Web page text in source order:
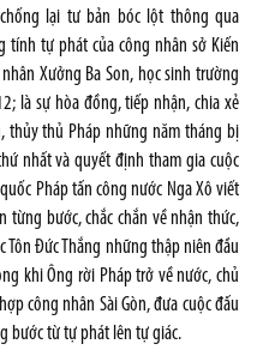
lại tư bản bóc lột thông qua
tính tự phát của công nhân sở Kiến
Xưởng Ba Son, học sinh trường
là sự hòa đồng, tiếp nhận, chia xẻ
thủy thủ Pháp những năm tháng bị
nhất và quyết định tham gia cuộc
Pháp tấn công nước Nga Xô viết
từng bước, chắc chắn về nhận thức,
Đức Thắng những thập niên đầu
khi Ông rời Pháp trở về nước, chủ
công nhân Sài Gòn, đưa cuộc đấu
bước từ tự phát lên tự giác.